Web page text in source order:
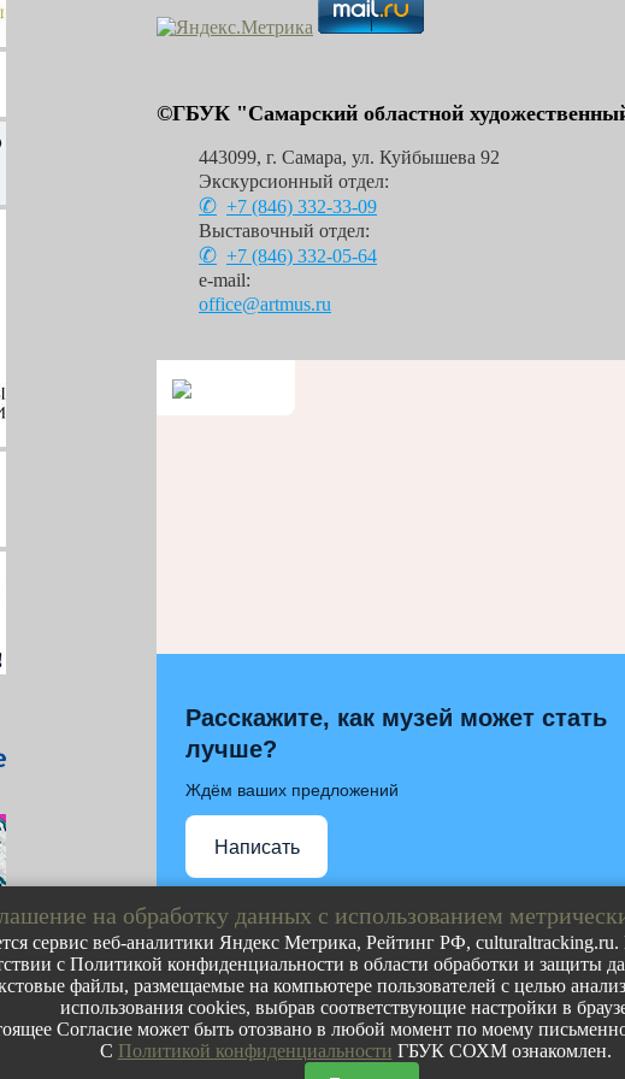
©ГБУК "Самарский областной
443099, г. Самара, ул. Куйбышева 92
Экскурсионный отдел:
+7 (846) 332-33-09
Выставочный отдел:
+7 (846) 332-05-64
e-mail:
office@artmus.ru
Расскажите, как музей может стать
лучше?
Ждём ваших предложений
Написать
на обработку данных с использованием
сервис веб-аналитики Яндекс Метрика, Рейтинг РФ,
с Политикой конфиденциальности в области обработки и
файлы, размещаемые на компьютере пользователей с целью
использования cookies, выбрав соответствующие настройки в
Согласие может быть отозвано в любой момент по моему
С Политикой конфиденциальности ГБУК СОХМ ознакомлен.
Полное либо частичное воспроизведение любых
допускается с обязательной прямой гиперссылкой на
ресурса.